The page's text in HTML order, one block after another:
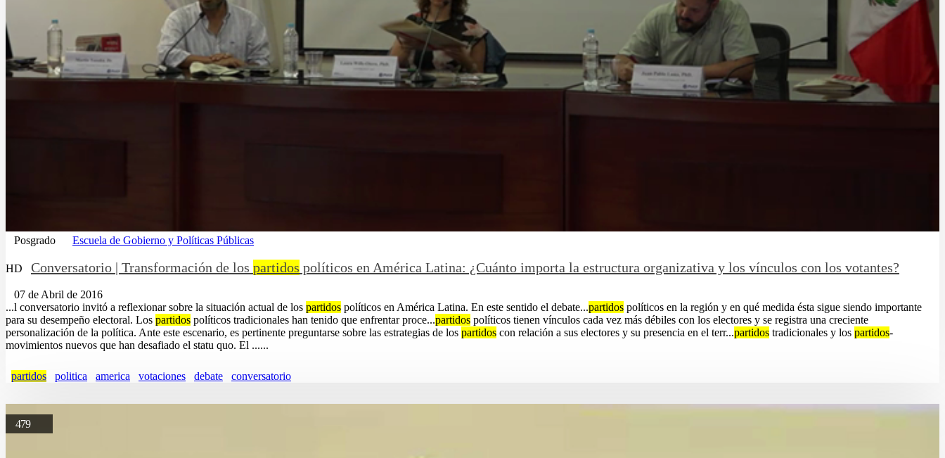
Posgrado Escuela de Gobierno y Políticas Públicas
HD Conversatorio | Transformación de los partidos políticos en América Latina: ¿Cuánto importa la estructura organizativa y los vínculos con los votantes?
07 de Abril de 2016
...l conversatorio invitó a reflexionar sobre la situación actual de los partidos políticos en América Latina. En este sentido el debate...partidos políticos en la región y en qué medida ésta sigue siendo importante
para su desempeño electoral. Los partidos políticos tradicionales han tenido que enfrentar proce...partidos políticos tienen vínculos cada vez más débiles con los electores y se registra una creciente
personalización de la política. Ante este escenario, es pertinente preguntarse sobre las estrategias de los partidos con relación a sus electores y su presencia en el terr...partidos tradicionales y los partidos-
movimientos nuevos que han desafiado el statu quo. El ......
partidos politica america votaciones debate conversatorio
479